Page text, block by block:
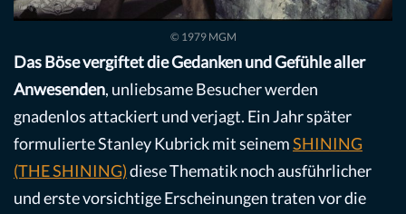
© 1979 MGM
Das Böse vergiftet die Gedanken und Gefühle aller
Anwesenden, unliebsame Besucher werden
gnadenlos attackiert und verjagt. Ein Jahr später
formulierte Stanley Kubrick mit seinemSHINING
(THE SHINING)diese Thematik noch ausführlicher
und erste vorsichtige Erscheinungen traten vor die